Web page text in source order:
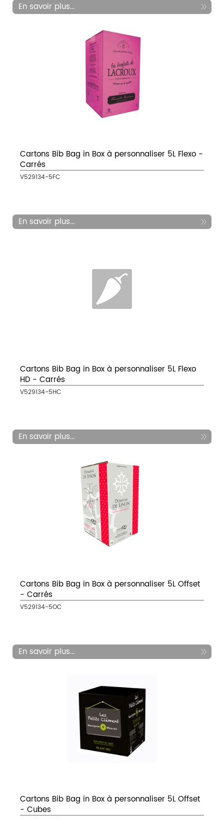
En savoir plus...
Cartons Bib Bag in Box à personnaliser 5L Flexo -
Carrés
V529134-5FC
En savoir plus...
Cartons Bib Bag in Box à personnaliser 5L Flexo
HD - Carrés
V529134-5HC
En savoir plus...
Cartons Bib Bag in Box à personnaliser 5L Offset
- Carrés
V529134-5OC
En savoir plus...
Cartons Bib Bag in Box à personnaliser 5L Offset
- Cubes